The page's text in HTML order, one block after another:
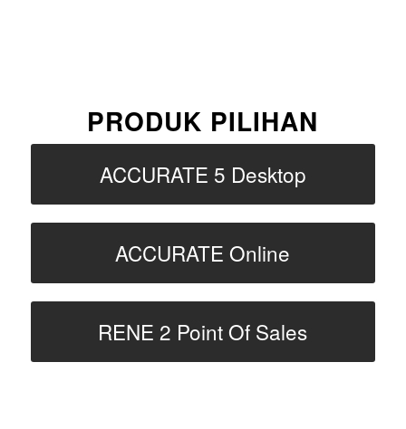
PRODUK PILIHAN
ACCURATE 5 Desktop
ACCURATE Online
RENE 2 Point Of Sales